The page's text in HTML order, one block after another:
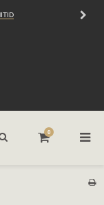
0